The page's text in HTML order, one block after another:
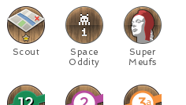
Scout
Space
Oddity
Super
Meufs